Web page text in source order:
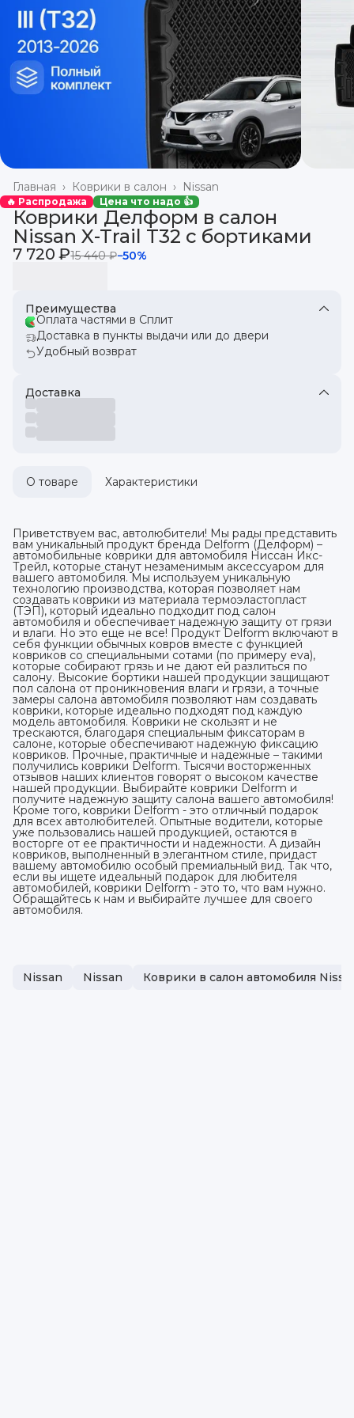
Nissan
Коврики в салон ›
Главная ›
🔥 Распродажа Цена что надо 👍
Коврики Делформ в салон
Nissan X-Trail T32 с бортиками
7 720 ₽15 440 ₽−50%
Преимущества
Оплата частями в Сплит
Доставка в пункты выдачи или до двери
Удобный возврат
Доставка
О товаре Характеристики
Приветствуем вас, автолюбители! Мы рады представить
вам уникальный продукт бренда Delform (Делформ) –
автомобильные коврики для автомобиля Ниссан Икс-
Трейл, которые станут незаменимым аксессуаром для
вашего автомобиля. Мы используем уникальную
технологию производства, которая позволяет нам
создавать коврики из материала термоэластопласт
(ТЭП), который идеально подходит под салон
автомобиля и обеспечивает надежную защиту от грязи
и влаги. Но это еще не все! Продукт Delform включают в
себя функции обычных ковров вместе с функцией
ковриков со специальными сотами (по примеру eva),
которые собирают грязь и не дают ей разлиться по
салону. Высокие бортики нашей продукции защищают
пол салона от проникновения влаги и грязи, а точные
замеры салона автомобиля позволяют нам создавать
коврики, которые идеально подходят под каждую
модель автомобиля. Коврики не скользят и не
трескаются, благодаря специальным фиксаторам в
салоне, которые обеспечивают надежную фиксацию
ковриков. Прочные, практичные и надежные – такими
получились коврики Delform. Тысячи восторженных
отзывов наших клиентов говорят о высоком качестве
нашей продукции. Выбирайте коврики Delform и
получите надежную защиту салона вашего автомобиля!
Кроме того, коврики Delform - это отличный подарок
для всех автолюбителей. Опытные водители, которые
уже пользовались нашей продукцией, остаются в
восторге от ее практичности и надежности. А дизайн
ковриков, выполненный в элегантном стиле, придаст
вашему автомобилю особый премиальный вид. Так что,
если вы ищете идеальный подарок для любителя
автомобилей, коврики Delform - это то, что вам нужно.
Обращайтесь к нам и выбирайте лучшее для своего
автомобиля.
Nissan Nissan Коврики в салон автомобиля